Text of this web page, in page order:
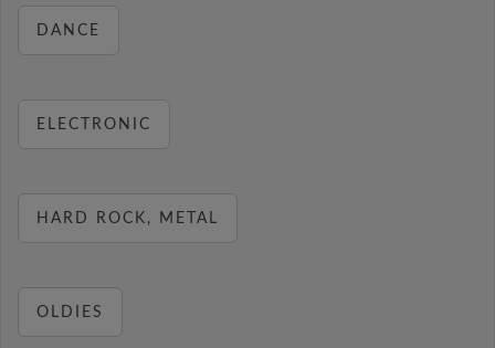
DANCE
ELECTRONIC
HARD ROCK, METAL
OLDIES